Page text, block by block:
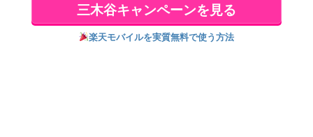
三木谷キャンペーンを見る
楽天モバイルを実質無料で使う方法